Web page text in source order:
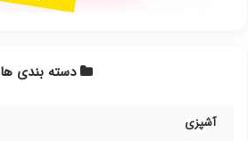
دسته بندی ها
آشپزی